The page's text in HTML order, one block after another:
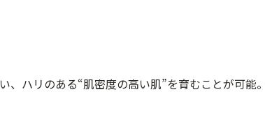
、ハリのある“肌密度の高い肌”を育むことが可能